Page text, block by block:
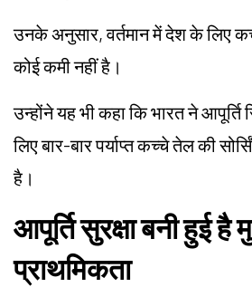
उनके अनुसार, वर्तमान में देश के लिए
कोई कमी नहीं है।
उन्होंने यह भी कहा कि भारत ने
लिए बार-बार पर्याप्त कच्चे तेल की
है।
आपूर्ति सुरक्षा बनी हुई है
प्राथमिकता